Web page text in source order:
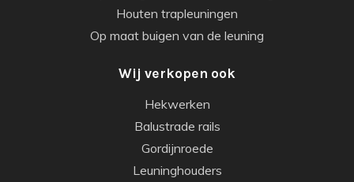
Houten trapleuningen
Op maat buigen van de leuning
Wij verkopen ook
Hekwerken
Balustrade rails
Gordijnroede
Leuninghouders